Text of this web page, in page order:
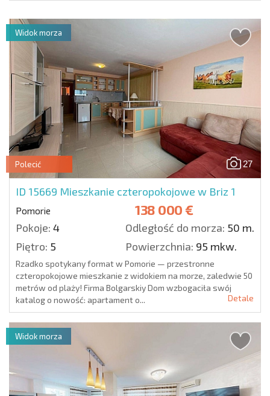
27
Polecić
ID 15669 Mieszkanie czteropokojowe w Briz 1
Pomorie 138 000 €
Pokoje: 4 Odległość do morza: 50 m.
Piętro: 5 Powierzchnia: 95 mkw.
Widok morza
Rzadko spotykany format w Pomorie — przestronne
czteropokojowe mieszkanie z widokiem na morze, zaledwie 50
metrów od plaży! Firma Bolgarskiy Dom wzbogaciła swój
katalog o nowość: apartament o...
Detale
Widok morza